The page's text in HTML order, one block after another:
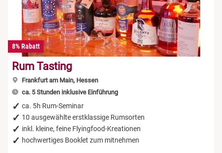
8% Rabatt
Rum Tasting
Frankfurt am Main, Hessen
ca. 5 Stunden inklusive Einführung
ca. 5h Rum-Seminar
10 ausgewählte erstklassige Rumsorten
inkl. kleine, feine Flyingfood-Kreationen
hochwertiges Booklet zum mitnehmen